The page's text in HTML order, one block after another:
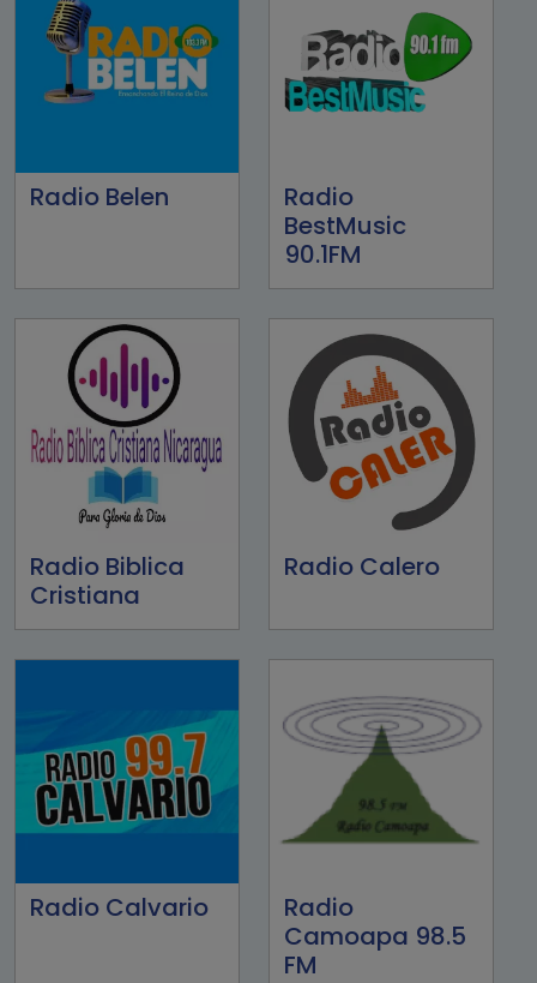
Radio Belen
Radio
BestMusic
90.1FM
Radio Biblica
Cristiana
Radio Calero
Radio Calvario
Radio
Camoapa 98.5
FM